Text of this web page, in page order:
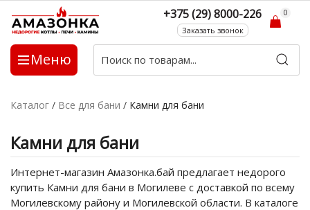
Меню
+375 (29) 8000-226
Заказать звонок
0
Каталог / Все для бани / Камни для бани
Камни для бани
Интернет-магазин Амазонка.бай предлагает недорого
купить Камни для бани в Могилеве с доставкой по всему
Могилевскому району и Могилевской области. В каталоге